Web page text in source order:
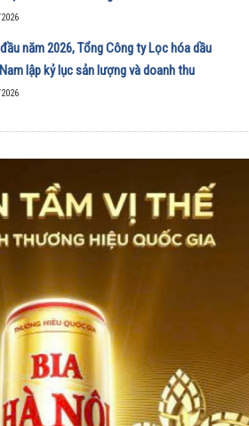
năm 2026, Tổng Công ty Lọc hóa dầu
lập kỷ lục sản lượng và doanh thu